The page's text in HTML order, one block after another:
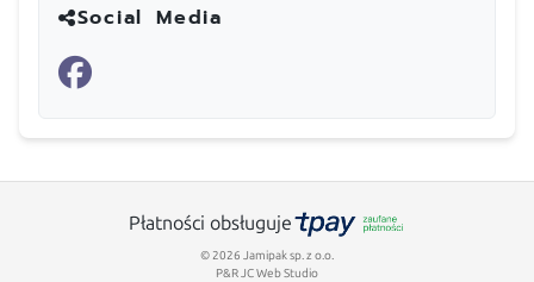
Social Media
Płatności obsługuje
© 2026 Jamipak sp. z o.o.
P&R JC Web Studio